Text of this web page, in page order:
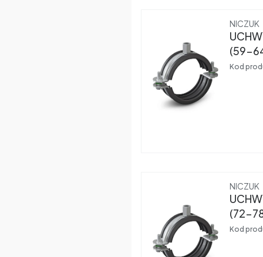
NICZUK
(59-
Kod
NICZUK
(72-
Kod